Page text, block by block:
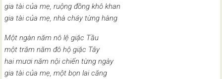
gia tài của mẹ, ruộng đồng khô khan
gia tài của mẹ, nhà cháy từng hàng
Một ngàn năm nô lệ giặc Tầu
một trăm năm đô hộ giặc Tây
hai mươi năm nội chiến từng ngày
gia tài của mẹ, một bọn lai căng